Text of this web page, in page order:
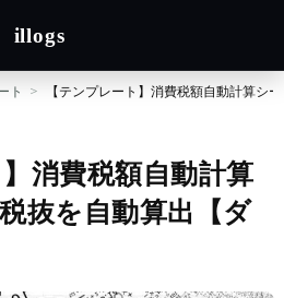
illogs
ト 【テンプレート】消費税額自動計算シ
消費税額自動計算
抜を自動算出【ダ